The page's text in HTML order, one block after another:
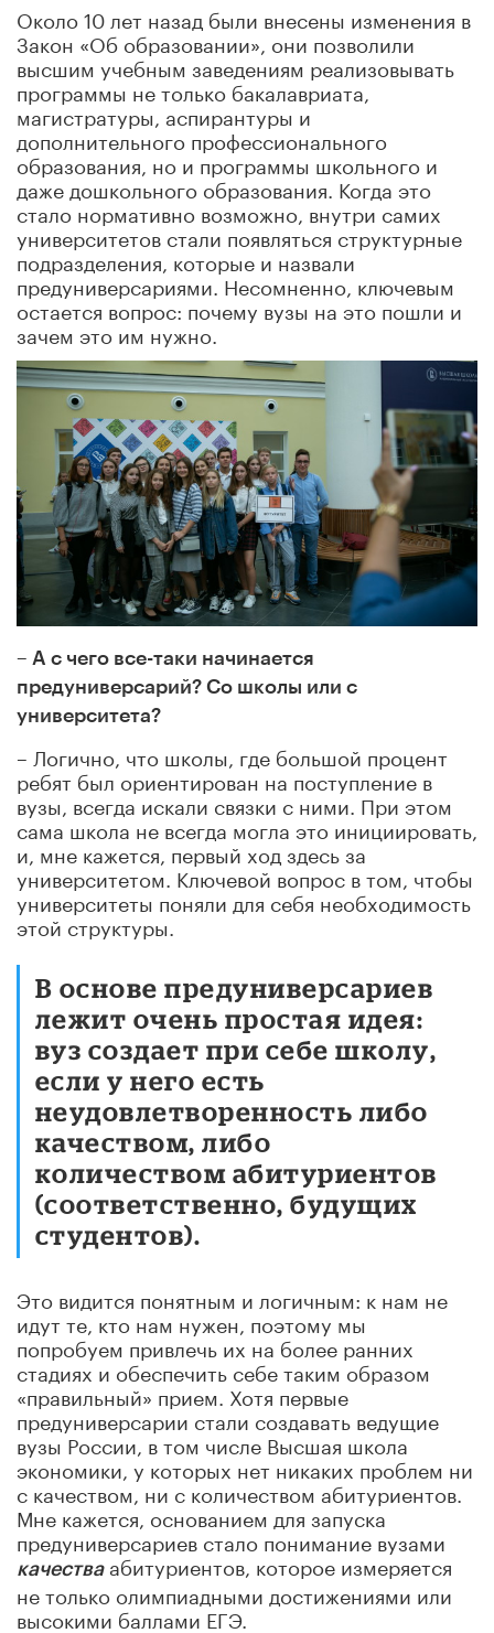
Около 10 лет назад были внесены изменения в
Закон «Об образовании», они позволили
высшим учебным заведениям реализовывать
программы не только бакалавриата,
магистратуры, аспирантуры и
дополнительного профессионального
образования, но и программы школьного и
даже дошкольного образования. Когда это
стало нормативно возможно, внутри самих
университетов стали появляться структурные
подразделения, которые и назвали
предуниверсариями. Несомненно, ключевым
остается вопрос: почему вузы на это пошли и
зачем это им нужно.
– А с чего все-таки начинается
предуниверсарий? Со школы или с
университета?
– Логично, что школы, где большой процент
ребят был ориентирован на поступление в
вузы, всегда искали связки с ними. При этом
сама школа не всегда могла это инициировать,
и, мне кажется, первый ход здесь за
университетом. Ключевой вопрос в том, чтобы
университеты поняли для себя необходимость
этой структуры.
В основе предуниверсариев
лежит очень простая идея:
вуз создает при себе школу,
если у него есть
неудовлетворенность либо
качеством, либо
количеством абитуриентов
(соответственно, будущих
студентов).
Это видится понятным и логичным: к нам не
идут те, кто нам нужен, поэтому мы
попробуем привлечь их на более ранних
стадиях и обеспечить себе таким образом
«правильный» прием. Хотя первые
предуниверсарии стали создавать ведущие
вузы России, в том числе Высшая школа
экономики, у которых нет никаких проблем ни
с качеством, ни с количеством абитуриентов.
Мне кажется, основанием для запуска
предуниверсариев стало понимание вузами
качестваабитуриентов, которое измеряется
не только олимпиадными достижениями или
высокими баллами ЕГЭ.